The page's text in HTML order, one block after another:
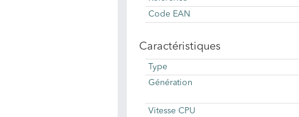
Code EAN
Caractéristiques
Type
Génération
Vitesse CPU